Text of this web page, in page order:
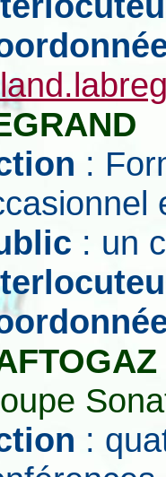
:
: un
: